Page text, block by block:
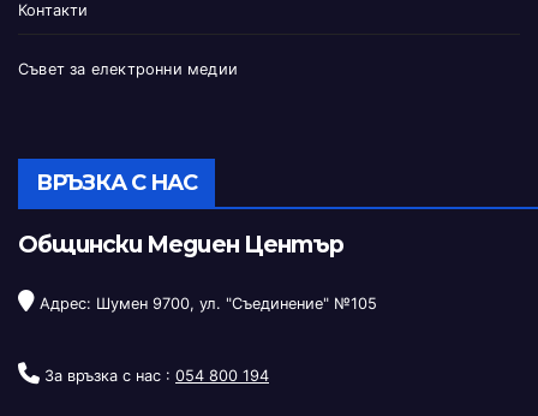
Контакти
Съвет за електронни медии
ВРЪЗКА С НАС
Общински Медиен Център
Адрес: Шумен 9700, ул. "Съединение" №105
За връзка с нас : 054 800 194